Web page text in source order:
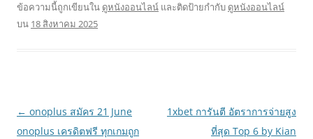
ข้อความนี้ถูกเขียนใน ดูหนังออนไลน์ และติดป้ายกำกับ ดูหนังออนไลน์
บน 18 สิงหาคม 2025
เมนู
นำทาง
← onoplus สมัคร 21 June
onoplus เครดิตฟรี ทุกเกมถูก
1xbet การันตี อัตราการจ่ายสูง
ที่สุด Top 6 by Kian